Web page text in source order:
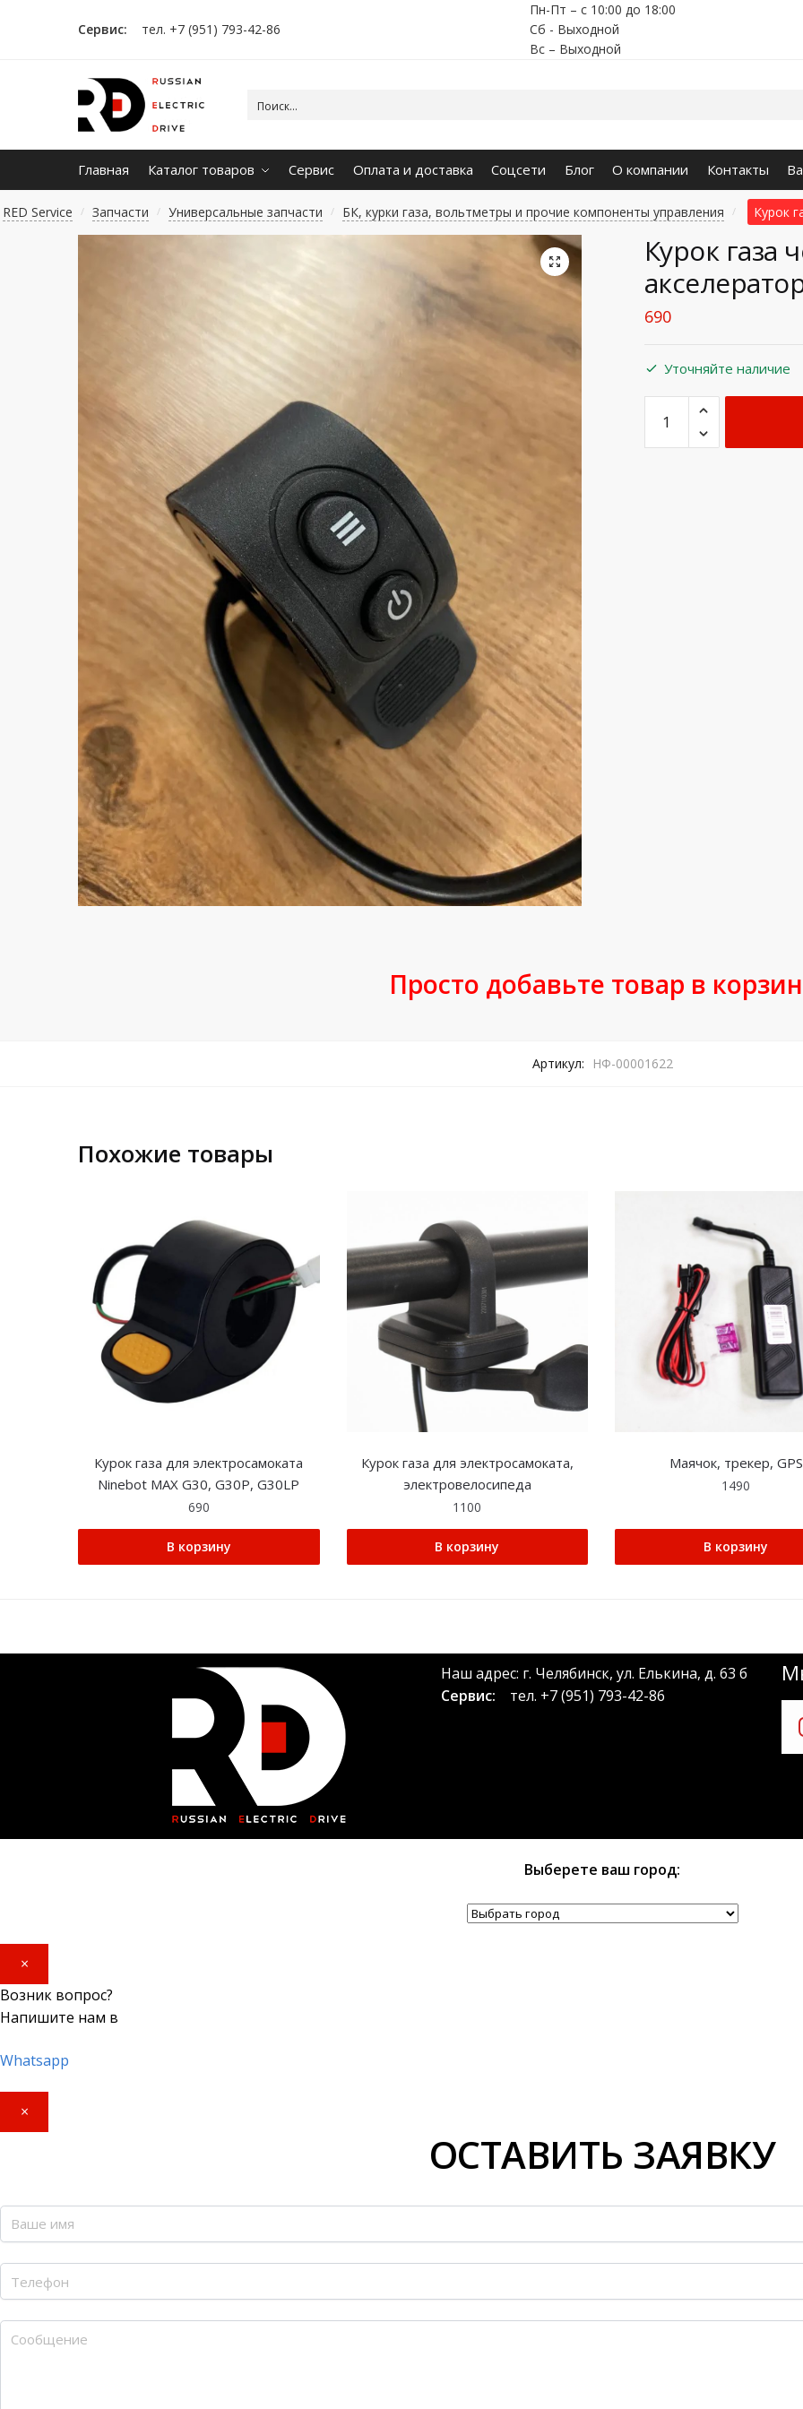
Сервис: тел. +7 (951) 793-42-86
Пн-Пт – с 10:00 до 18:00
Сб - Выходной
Вс – Выходной
Главная Каталог товаров Сервис Оплата и доставка Соцсети Блог О компании Контакты
RED Service / Запчасти / Универсальные запчасти / БК, курки газа, вольтметры и прочие компоненты управления / Курок
🔍
Курок газа
690
Уточняйте наличие
Просто добавьте товар в
Артикул: НФ-00001622
Похожие товары
Курок газа для электросамоката
Ninebot MAX G30, G30P, G30LP
690
В корзину
Курок газа для электросамоката,
электровелосипеда
1100
В корзину
Маячок, трекер, GPS
1490
В корзину
Наш адрес: г. Челябинск, ул. Елькина, д. 63 б
Сервис: тел. +7 (951) 793-42-86
Выберете ваш город:
×
Возник вопрос?
Напишите нам в
Whatsapp
×
ОСТАВИТЬ ЗАЯВКУ